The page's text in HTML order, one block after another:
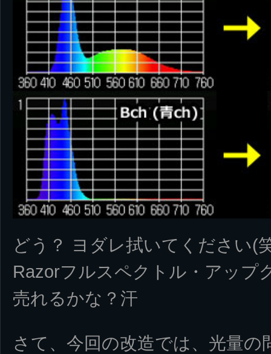
どう？ ヨダレ拭いてください(
Razorフルスペクトル・アップ
売れるかな？汗
さて、今回の改造では、光量